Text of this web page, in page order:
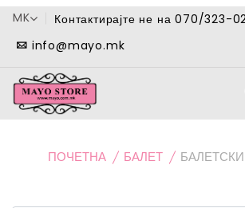
MK
Контактирајте не на 070/323-
info@mayo.mk
ПОЧЕТНА БАЛЕТ